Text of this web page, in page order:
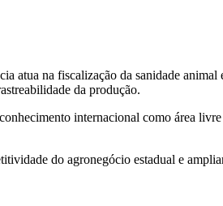
atua na fiscalização da sanidade
da produção.
internacional como área
do agronegócio estadual e